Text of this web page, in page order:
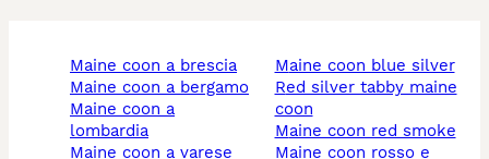
maine coon a brescia
maine coon a bergamo
maine coon a
lombardia
maine coon a varese
maine coon blue silver
red silver tabby maine
coon
maine coon red smoke
maine coon rosso e